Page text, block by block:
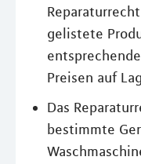
gelistete
Preisen auf
Das
bestimmte